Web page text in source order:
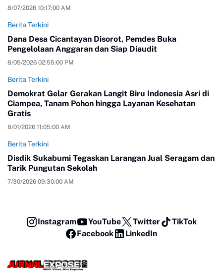
8/07/2026 10:17:00 AM
Berita Terkini
Dana Desa Cicantayan Disorot, Pemdes Buka
Pengelolaan Anggaran dan Siap Diaudit
8/05/2026 02:55:00 PM
Berita Terkini
Demokrat Gelar Gerakan Langit Biru Indonesia Asri di
Ciampea, Tanam Pohon hingga Layanan Kesehatan
Gratis
8/01/2026 11:05:00 AM
Berita Terkini
Disdik Sukabumi Tegaskan Larangan Jual Seragam dan
Tarik Pungutan Sekolah
7/30/2026 09:30:00 AM
Instagram YouTube Twitter
TikTok
Facebook
LinkedIn